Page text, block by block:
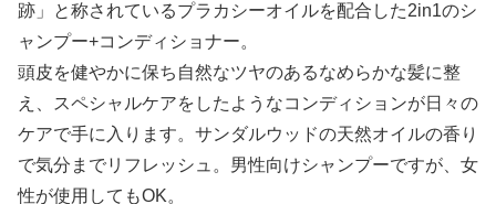
跡」と称されているプラカシーオイルを配合した2in1のシ
ャンプー+コンディショナー。
頭皮を健やかに保ち自然なツヤのあるなめらかな髪に整
え、スペシャルケアをしたようなコンディションが日々の
ケアで手に入ります。サンダルウッドの天然オイルの香り
で気分までリフレッシュ。男性向けシャンプーですが、女
性が使用してもOK。